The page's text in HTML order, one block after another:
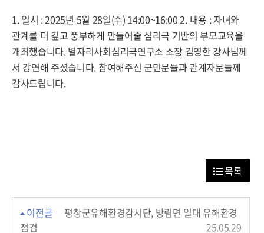
1. 일시 : 2025년 5월 28일(수) 14:00~16:00 2. 내용 : 자녀와
관계를 더 깊고 풍부하게 만들어줄 심리극 기반의 부모교육을
개최했습니다. 별자리사회심리극연구소 소장 김영한 강사님께
서 강연해 주셨습니다. 참여해주신 군민분들과 관계자분들께
감사드립니다.
목록
이전글
평창군유해환경감시단, 방림면 일대 유해환경
점검
25.05.29